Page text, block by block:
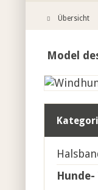
Übersicht
Model